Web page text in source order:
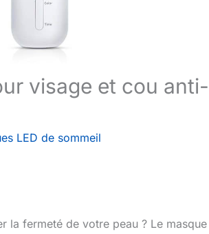
visage et cou anti-
LED de sommeil
la fermeté de votre peau ? Le masque